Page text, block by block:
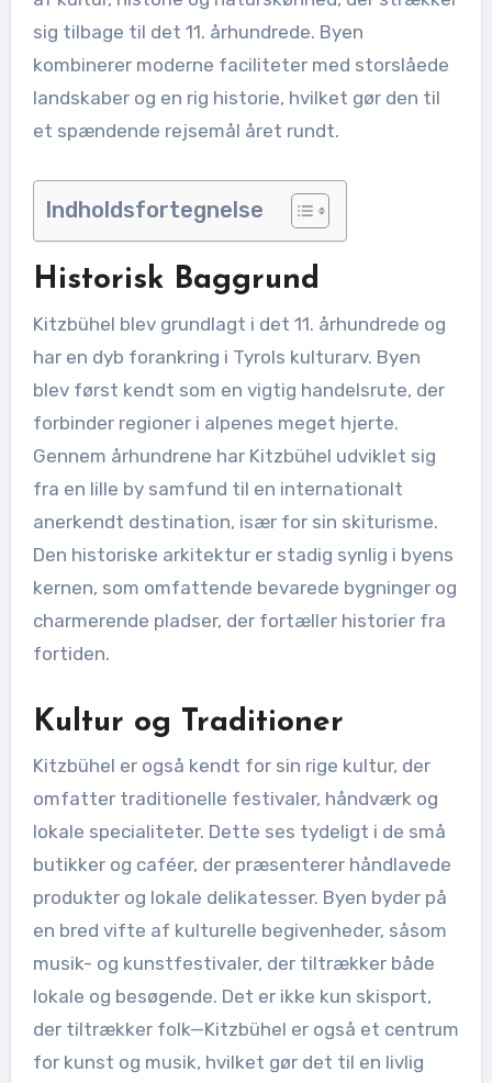
sig tilbage til det 11. århundrede. Byen
kombinerer moderne faciliteter med storslåede
landskaber og en rig historie, hvilket gør den til
et spændende rejsemål året rundt.
Indholdsfortegnelse
Historisk Baggrund
Kitzbühel blev grundlagt i det 11. århundrede og
har en dyb forankring i Tyrols kulturarv. Byen
blev først kendt som en vigtig handelsrute, der
forbinder regioner i alpenes meget hjerte.
Gennem århundrene har Kitzbühel udviklet sig
fra en lille by samfund til en internationalt
anerkendt destination, især for sin skiturisme.
Den historiske arkitektur er stadig synlig i byens
kernen, som omfattende bevarede bygninger og
charmerende pladser, der fortæller historier fra
fortiden.
Kultur og Traditioner
Kitzbühel er også kendt for sin rige kultur, der
omfatter traditionelle festivaler, håndværk og
lokale specialiteter. Dette ses tydeligt i de små
butikker og caféer, der præsenterer håndlavede
produkter og lokale delikatesser. Byen byder på
en bred vifte af kulturelle begivenheder, såsom
musik- og kunstfestivaler, der tiltrækker både
lokale og besøgende. Det er ikke kun skisport,
der tiltrækker folk—Kitzbühel er også et centrum
for kunst og musik, hvilket gør det til en livlig